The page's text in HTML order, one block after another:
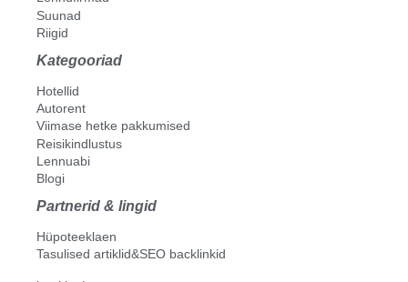
Suunad
Riigid
Kategooriad
Hotellid
Autorent
Viimase hetke pakkumised
Reisikindlustus
Lennuabi
Blogi
Partnerid & lingid
Hüpoteeklaen
Tasulised artiklid&SEO backlinkid